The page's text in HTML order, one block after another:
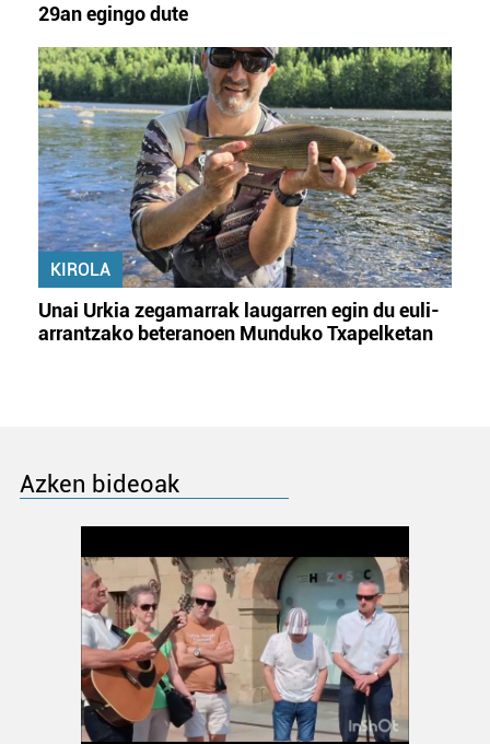
29an egingo dute
KIROLA
Unai Urkia zegamarrak laugarren egin du euli-
arrantzako beteranoen Munduko Txapelketan
Azken bideoak